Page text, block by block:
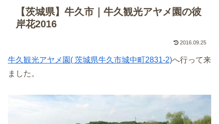
【茨城県】牛久市｜牛久観光アヤメ園の彼
岸花2016
2016.09.25
牛久観光アヤメ園( 茨城県牛久市城中町2831-2)へ行って来
ました。